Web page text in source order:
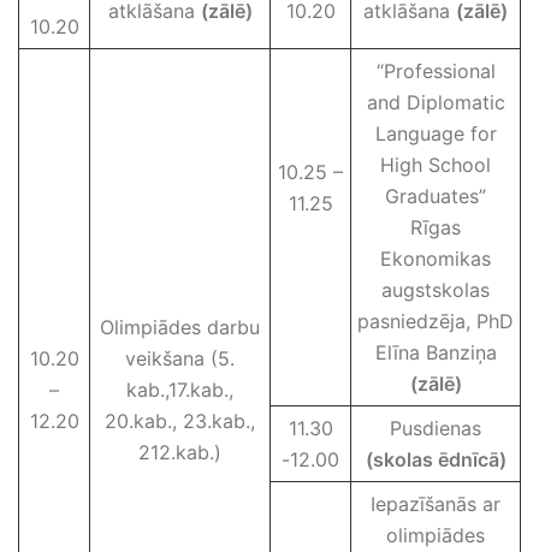
10.20
atklāšana (zālē)
10.20
atklāšana (zālē)
10.20
–
12.20
Olimpiādes darbu
veikšana (5.
kab.,17.kab.,
20.kab., 23.kab.,
212.kab.)
10.25 –
11.25
“Professional
and Diplomatic
Language for
High School
Graduates”
Rīgas
Ekonomikas
augstskolas
pasniedzēja, PhD
Elīna Banziņa
(zālē)
11.30
-12.00
Pusdienas
(skolas ēdnīcā)
Iepazīšanās ar
olimpiādes